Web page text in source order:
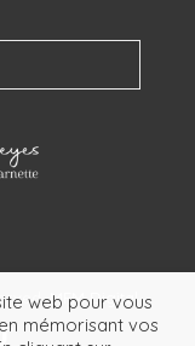
MFM Digital
web pour vous
mémorisant vos